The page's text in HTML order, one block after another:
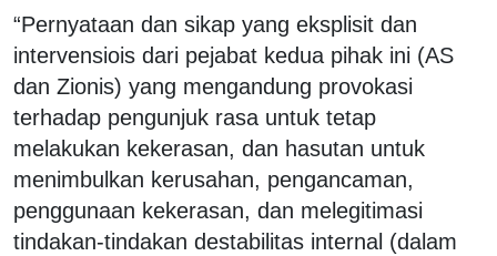
“Pernyataan dan sikap yang eksplisit dan
intervensiois dari pejabat kedua pihak ini (AS
dan Zionis) yang mengandung provokasi
terhadap pengunjuk rasa untuk tetap
melakukan kekerasan, dan hasutan untuk
menimbulkan kerusahan, pengancaman,
penggunaan kekerasan, dan melegitimasi
tindakan-tindakan destabilitas internal (dalam